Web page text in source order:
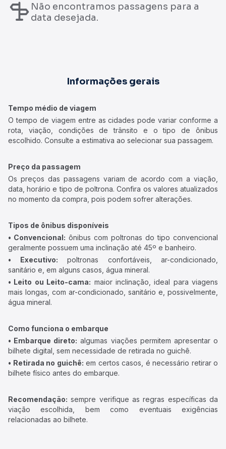
Não encontramos passagens para a
data desejada.
Informações gerais
Tempo médio de viagem
O tempo de viagem entre as cidades pode variar conforme a
rota, viação, condições de trânsito e o tipo de ônibus
escolhido. Consulte a estimativa ao selecionar sua passagem.
Preço da passagem
Os preços das passagens variam de acordo com a viação,
data, horário e tipo de poltrona. Confira os valores atualizados
no momento da compra, pois podem sofrer alterações.
Tipos de ônibus disponíveis
• Convencional: ônibus com poltronas do tipo convencional
geralmente possuem uma inclinação até 45º e banheiro.
• Executivo: poltronas confortáveis, ar-condicionado,
sanitário e, em alguns casos, água mineral.
• Leito ou Leito-cama: maior inclinação, ideal para viagens
mais longas, com ar-condicionado, sanitário e, possivelmente,
água mineral.
Como funciona o embarque
• Embarque direto: algumas viações permitem apresentar o
bilhete digital, sem necessidade de retirada no guichê.
• Retirada no guichê: em certos casos, é necessário retirar o
bilhete físico antes do embarque.
Recomendação: sempre verifique as regras específicas da
viação escolhida, bem como eventuais exigências
relacionadas ao bilhete.